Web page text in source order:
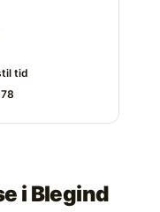
tid
i Blegind